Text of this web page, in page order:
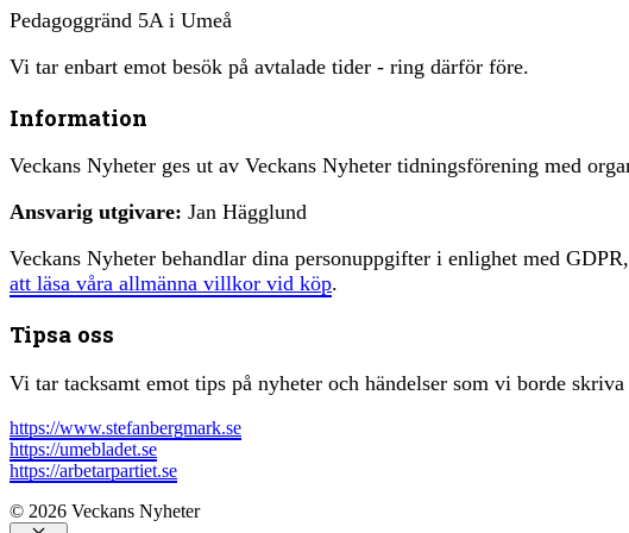
Pedagoggränd 5A i Umeå
Vi tar enbart emot besök på avtalade tider - ring därför före.
Information
Veckans Nyheter ges ut av Veckans Nyheter tidningsförening med
Ansvarig utgivare: Jan Hägglund
Veckans Nyheter behandlar dina personuppgifter i enlighet med
att läsa våra allmänna villkor vid köp.
Tipsa oss
Vi tar tacksamt emot tips på nyheter och händelser som vi borde
https://www.stefanbergmark.se
https://umebladet.se
https://arbetarpartiet.se
© 2026 Veckans Nyheter